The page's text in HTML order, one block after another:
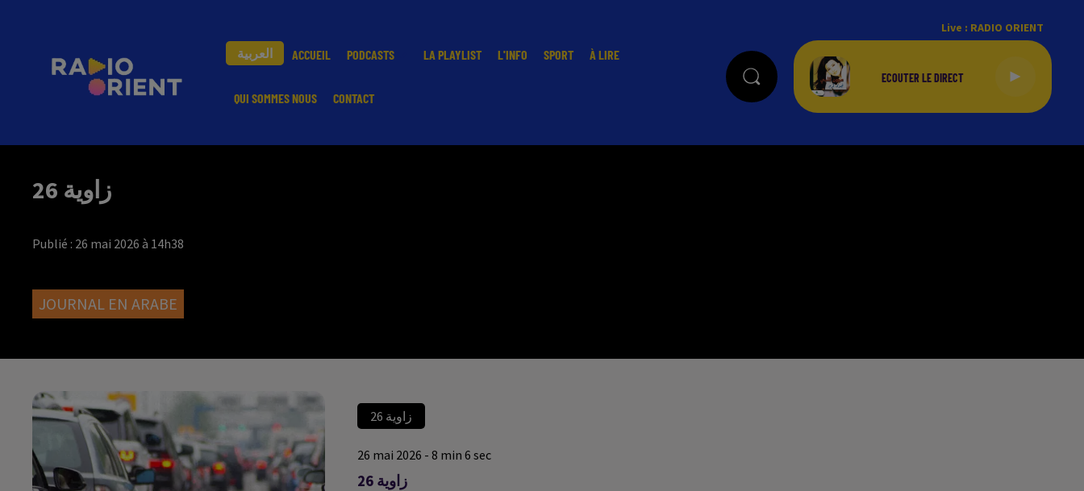
العربية ACCUEIL PODCASTS LA PLAYLIST L'INFO SPORT À LIRE
QUI SOMMES NOUS CONTACT
Live : RADIO ORIENT
زاوية 26
Publié : 26 mai 2026 à 14h38
JOURNAL EN ARABE
زاوية 26
26 mai 2026 - 8 min 6 sec
زاوية 26